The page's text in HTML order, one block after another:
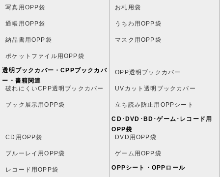
デリバリーパック
納品書袋(片開きOPP袋)
OPPシート
OPPロール
お菓子用OPP袋
写真用OPP袋 お札用袋
通帳用OPP袋 うちわ用OPP袋
納品書用OPP袋 マスク用OPP袋
ポケットファイル用OPP袋
透明ブックカバー・CPPブックカバ
ー・書籍関連
OPP透明ブックカバー
破れにくいCPP透明ブックカバー UVカット透明ブックカバー
ブック展示用OPP袋 立ち読み防止用OPPシート
CD･DVD･BD･ゲーム･レコード用
OPP袋
CD用OPP袋
DVD用OPP袋
ブルーレイ用OPP袋 ゲーム用OPP袋
レコード用OPP袋 OPPシート・OPPロール